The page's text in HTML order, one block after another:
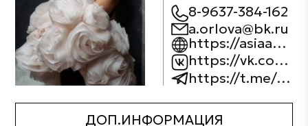
8-9637-384-162
a.orlova@bk.ru
https://asiaarh.ru/
https://vk.com/asiyaorlova
https://t.me/asiyaarh
ДОП.ИНФОРМАЦИЯ